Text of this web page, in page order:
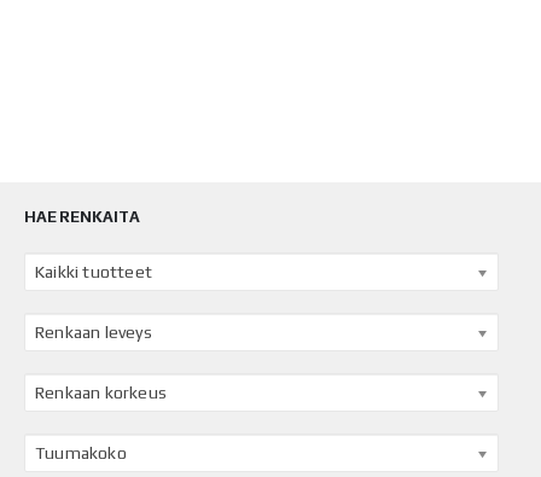
HAE RENKAITA
Kaikki tuotteet
Renkaan leveys
Renkaan korkeus
Tuumakoko